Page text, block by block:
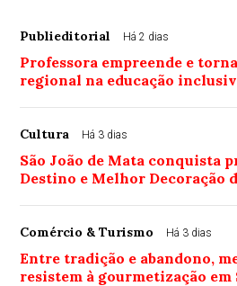
Publieditorial Há 2 dias
Professora empreende e
regional na educação
Cultura Há 3 dias
São João de Mata conquista
Destino e Melhor Decoração
Comércio & Turismo Há 3 dias
Entre tradição e abandono,
resistem à gourmetização em